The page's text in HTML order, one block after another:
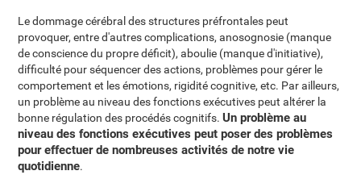
Le dommage cérébral des structures préfrontales peut
provoquer, entre d'autres complications, anosognosie (manque
de conscience du propre déficit), aboulie (manque d'initiative),
difficulté pour séquencer des actions, problèmes pour gérer le
comportement et les émotions, rigidité cognitive, etc. Par ailleurs,
un problème au niveau des fonctions exécutives peut altérer la
bonne régulation des procédés cognitifs.Un problème au
niveau des fonctions exécutives peut poser des problèmes
pour effectuer de nombreuses activités de notre vie
quotidienne.